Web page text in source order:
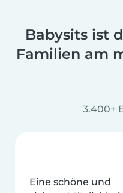
Babysits ist
Familien am
3.400+
Eine schöne und